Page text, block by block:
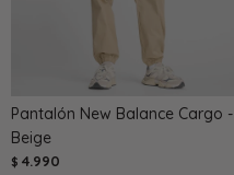
Pantalón New Balance Cargo -
Beige
$ 4.990